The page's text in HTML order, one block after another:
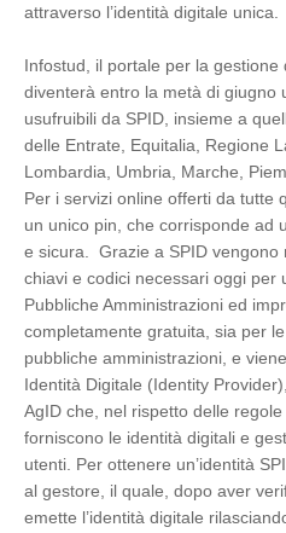
attraverso l’identità digitale unica.
Infostud, il portale per la gestione
diventerà entro la metà di giugno
usufruibili da SPID, insieme a
delle Entrate, Equitalia, Regione
Lombardia, Umbria, Marche,
Per i servizi online offerti da tutte
un unico pin, che corrisponde ad
e sicura. Grazie a SPID vengono
chiavi e codici necessari oggi per
Pubbliche Amministrazioni ed
completamente gratuita, sia per
pubbliche amministrazioni, e
Identità Digitale (Identity
AgID che, nel rispetto delle regole
forniscono le identità digitali e
utenti. Per ottenere un’identità
al gestore, il quale, dopo aver
emette l’identità digitale